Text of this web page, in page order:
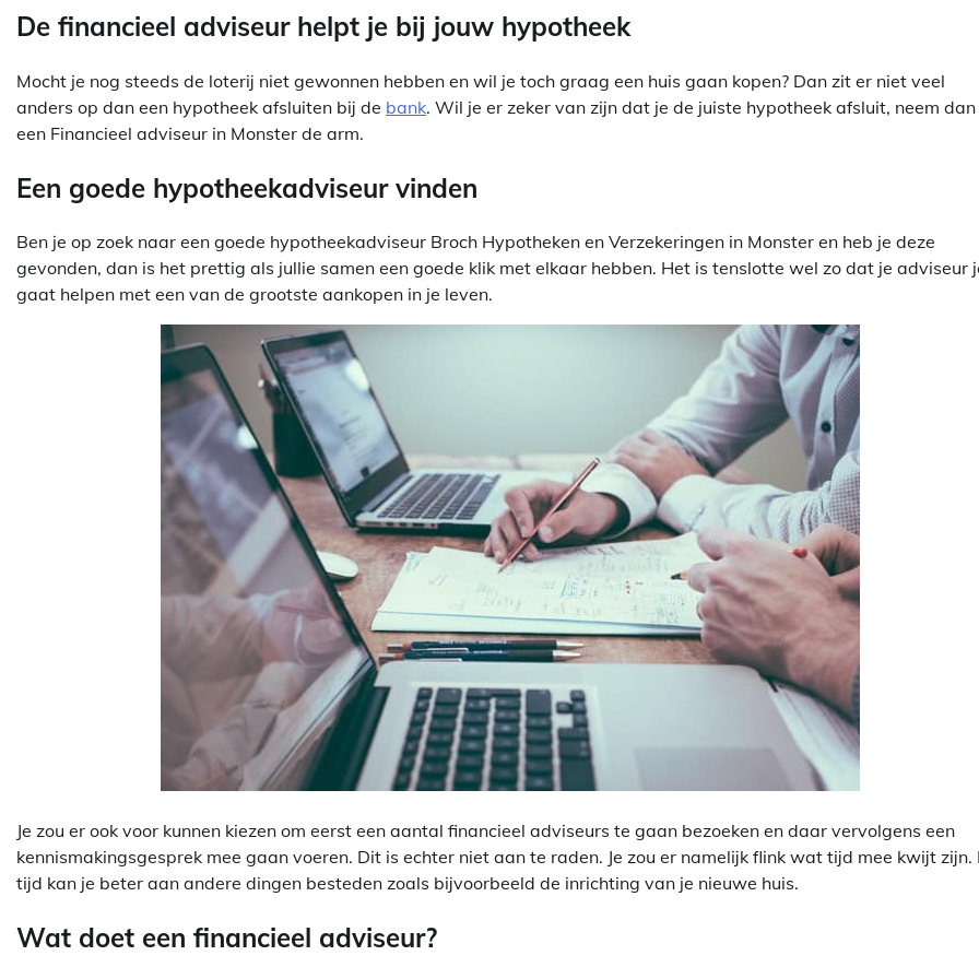
De financieel adviseur helpt je bij jouw hypotheek
Mocht je nog steeds de loterij niet gewonnen hebben en wil je toch graag een huis gaan kopen? Dan zit er niet veel
anders op dan een hypotheek afsluiten bij de bank. Wil je er zeker van zijn dat je de juiste hypotheek afsluit, neem dan
een Financieel adviseur in Monster de arm.
Een goede hypotheekadviseur vinden
Ben je op zoek naar een goede hypotheekadviseur Broch Hypotheken en Verzekeringen in Monster en heb je deze
gevonden, dan is het prettig als jullie samen een goede klik met elkaar hebben. Het is tenslotte wel zo dat je adviseur
gaat helpen met een van de grootste aankopen in je leven.
Je zou er ook voor kunnen kiezen om eerst een aantal financieel adviseurs te gaan bezoeken en daar vervolgens een
kennismakingsgesprek mee gaan voeren. Dit is echter niet aan te raden. Je zou er namelijk flink wat tijd mee kwijt zijn.
tijd kan je beter aan andere dingen besteden zoals bijvoorbeeld de inrichting van je nieuwe huis.
Wat doet een financieel adviseur?